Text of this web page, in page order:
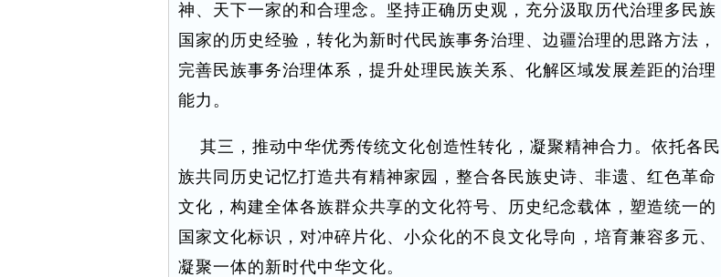
神、天下一家的和合理念。坚持正确历史观，充分汲取历代治理多民族
国家的历史经验，转化为新时代民族事务治理、边疆治理的思路方法，
完善民族事务治理体系，提升处理民族关系、化解区域发展差距的治理
能力。
其三，推动中华优秀传统文化创造性转化，凝聚精神合力。依托各民
族共同历史记忆打造共有精神家园，整合各民族史诗、非遗、红色革命
文化，构建全体各族群众共享的文化符号、历史纪念载体，塑造统一的
国家文化标识，对冲碎片化、小众化的不良文化导向，培育兼容多元、
凝聚一体的新时代中华文化。